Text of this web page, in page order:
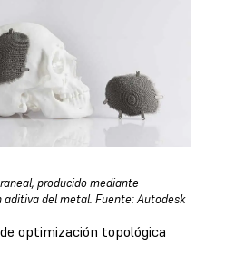
producido mediante
aditiva del metal. Fuente: Autodesk
optimización topológica